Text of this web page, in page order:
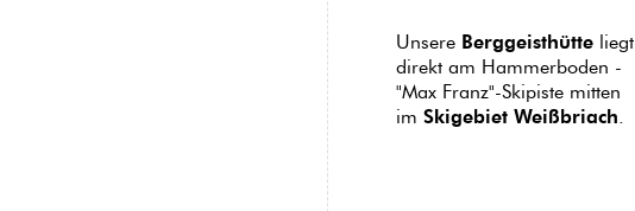
Unsere Berggeisthütteliegt
direkt am Hammerboden -
"Max Franz"-Skipiste mitten
im Skigebiet Weißbriach